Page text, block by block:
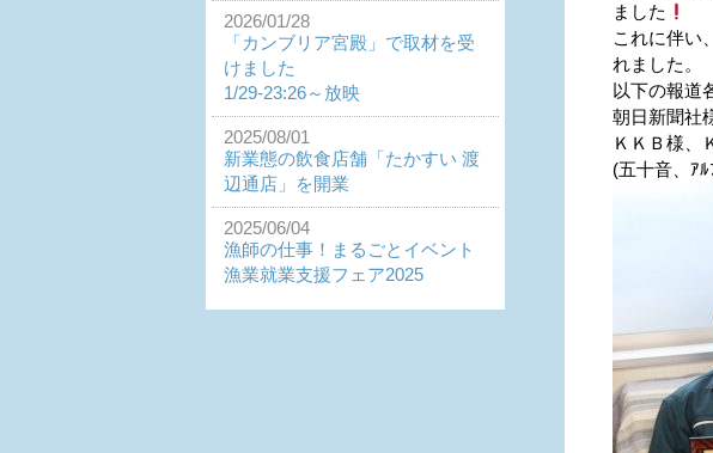
2026/01/28
「カンブリア宮殿」で取材を受
けました
1/29-23:26～放映
2025/08/01
新業態の飲食店舗「たかすい 渡
辺通店」を開業
2025/06/04
漁師の仕事！まるごとイベント
漁業就業支援フェア2025
ました
これに伴い
れました。
以下の報道
朝日新聞社
ＫＫＢ様、
(五十音、ｱ